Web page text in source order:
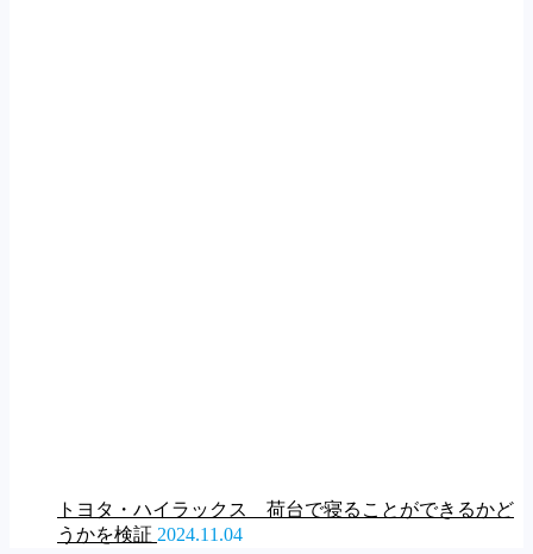
トヨタ・ハイラックス 荷台で寝ることができるかど
うかを検証 2024.11.04